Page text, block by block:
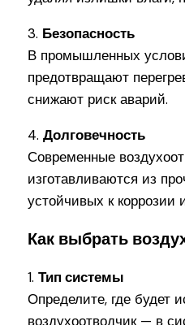
3. Безопасность
В промышленных
предотвращают
снижают риск аварий.
4.Долговечность
Современные
изготавливаются из
устойчивых к коррозии
Как выбрать
1.Тип системы
Определите, где будет
воздухоотводчик — в